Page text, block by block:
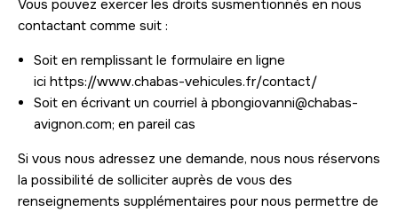
Vous pouvez exercer les droits susmentionnés en nous
contactant comme suit :
Soit en remplissant le formulaire en ligne
ici https://www.chabas-vehicules.fr/contact/
Soit en écrivant un courriel à pbongiovanni@chabas-
avignon.com; en pareil cas
Si vous nous adressez une demande, nous nous réservons
la possibilité de solliciter auprès de vous des
renseignements supplémentaires pour nous permettre de